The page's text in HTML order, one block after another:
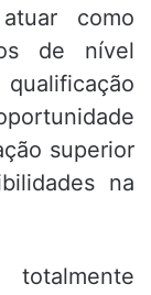
como
de nível
superior
na